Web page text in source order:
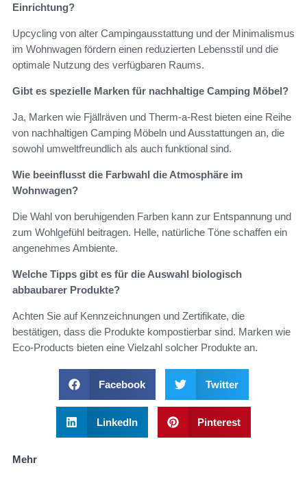
Einrichtung?
Upcycling von alter Campingausstattung und der Minimalismus
im Wohnwagen fördern einen reduzierten Lebensstil und die
optimale Nutzung des verfügbaren Raums.
Gibt es spezielle Marken für nachhaltige Camping Möbel?
Ja, Marken wie Fjällräven und Therm-a-Rest bieten eine Reihe
von nachhaltigen Camping Möbeln und Ausstattungen an, die
sowohl umweltfreundlich als auch funktional sind.
Wie beeinflusst die Farbwahl die Atmosphäre im
Wohnwagen?
Die Wahl von beruhigenden Farben kann zur Entspannung und
zum Wohlgefühl beitragen. Helle, natürliche Töne schaffen ein
angenehmes Ambiente.
Welche Tipps gibt es für die Auswahl biologisch
abbaubarer Produkte?
Achten Sie auf Kennzeichnungen und Zertifikate, die
bestätigen, dass die Produkte kompostierbar sind. Marken wie
Eco-Products bieten eine Vielzahl solcher Produkte an.
Facebook Twitter
LinkedIn Pinterest
Mehr